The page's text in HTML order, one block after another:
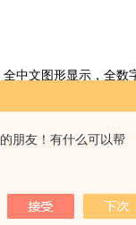
朋友！有什么可以帮
文图形显示，全数
，外壳坚固，耐压耐
无源交流频率